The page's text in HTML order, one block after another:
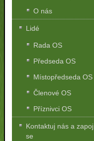
O nás
Lidé
Rada OS
Předseda OS
Místopředseda OS
Členové OS
Příznivci OS
Kontaktuj nás a zapoj
se